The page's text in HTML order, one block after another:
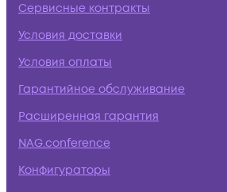
Сервисные контракты
Условия доставки
Условия оплаты
Гарантийное обслуживание
Расширенная гарантия
NAG.conference
Конфигураторы